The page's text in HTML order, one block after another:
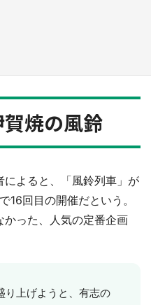
焼の風鈴
よると、「風鈴列車」が
回目の開催だという。
かった、人気の定番企画
り上げようと、有志の